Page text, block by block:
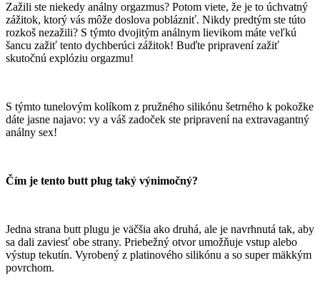
Zažili ste niekedy análny orgazmus? Potom viete, že je to úchvatný
zážitok, ktorý vás môže doslova poblázniť. Nikdy predtým ste túto
rozkoš nezažili? S týmto dvojitým análnym lievikom máte veľkú
šancu zažiť tento dychberúci zážitok! Buďte pripravení zažiť
skutočnú explóziu orgazmu!
S týmto tunelovým kolíkom z pružného silikónu šetrného k pokožke
dáte jasne najavo: vy a váš zadoček ste pripravení na extravagantný
análny sex!
Čím je tento butt plug taký výnimočný?
Jedna strana butt plugu je väčšia ako druhá, ale je navrhnutá tak, aby
sa dali zaviesť obe strany. Priebežný otvor umožňuje vstup alebo
výstup tekutín. Vyrobený z platinového silikónu a so super mäkkým
povrchom.